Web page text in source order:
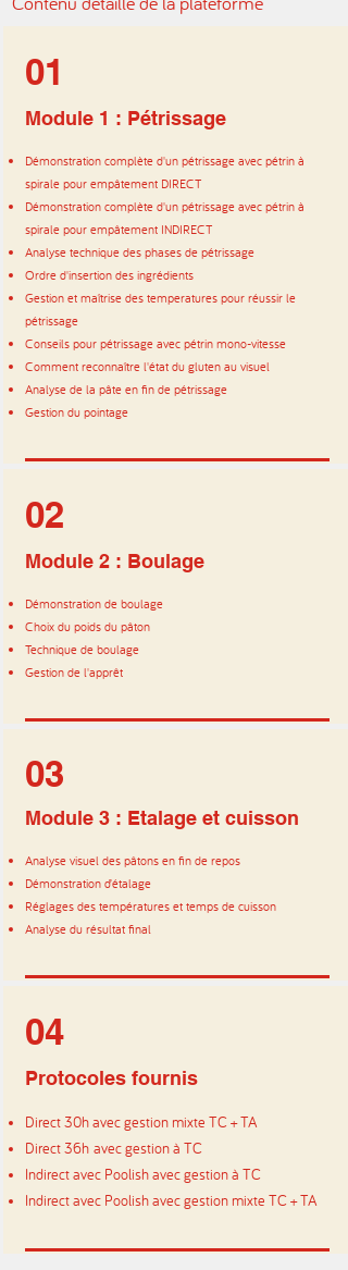
01
Module 1 : Pétrissage
Démonstration complète d'un pétrissage avec pétrin à
spirale pour empâtement DIRECT
Démonstration complète d'un pétrissage avec pétrin à
spirale pour empâtement INDIRECT
Analyse technique des phases de pétrissage
Ordre d'insertion des ingrédients
Gestion et maîtrise des temperatures pour réussir le
pétrissage
Conseils pour pétrissage avec pétrin mono-vitesse
Comment reconnaître l'état du gluten au visuel
Analyse de la pâte en fin de pétrissage
Gestion du pointage
02
Module 2 : Boulage
Démonstration de boulage
Choix du poids du pâton
Technique de boulage
Gestion de l'apprêt
03
Module 3 : Etalage et cuisson
Analyse visuel des pâtons en fin de repos
Démonstration d’étalage
Réglages des températures et temps de cuisson
Analyse du résultat final
04
Protocoles fournis
Direct 30h avec gestion mixte TC + TA
Direct 36h avec gestion à TC
Indirect avec Poolish avec gestion à TC
Indirect avec Poolish avec gestion mixte TC + TA